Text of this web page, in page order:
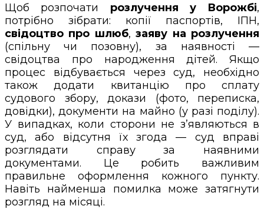
Щоб розпочати розлучення у Ворожбі,
потрібно зібрати: копії паспортів, ІПН,
свідоцтво про шлюб,заяву на розлучення
(спільну чи позовну), за наявності —
свідоцтва про народження дітей. Якщо
процес відбувається через суд, необхідно
також додати квитанцію про сплату
судового збору, докази (фото, переписка,
довідки), документи на майно (у разі поділу).
У випадках, коли сторони не з’являються в
суд, або відсутня їх згода — суд вправі
розглядати справу за наявними
документами. Це робить важливим
правильне оформлення кожного пункту.
Навіть найменша помилка може затягнути
розгляд на місяці.